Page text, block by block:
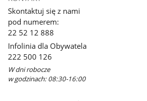
Skontaktuj się z nami
pod numerem:
22 52 12 888
Infolinia dla Obywatela
222 500 126
W dni robocze
w godzinach: 08:30-16:00